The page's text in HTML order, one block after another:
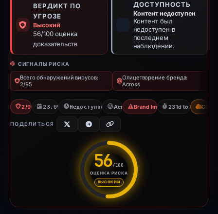
ВЕРДИКТ ПО
УГРОЗЕ
Высокий
56/100 оценка
доказательств
ДОСТУПНОСТЬ
Контент недоступен
Контент был
недоступен в
последнем
наблюдении.
СИГНАЛЫ РИСКА
Всего обнаружений вирусов:
2/95
Олицетворение бренда:
Across
2/95 VT 23.09.2025Недоступно с 12.05.2026
Across Brand Impersonation
231d to CDN
ПОДЕЛИТЬСЯ
56/100
ОЦЕНКА РИСКА
ВЫСОКИЙ
Оценка риска: 56 из 100.